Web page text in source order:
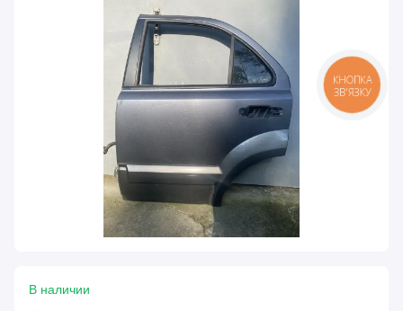
В наличии
КНОПКА
ЗВ'ЯЗКУ